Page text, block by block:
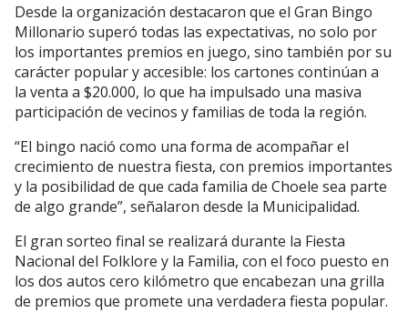
Desde la organización destacaron que el Gran Bingo
Millonario superó todas las expectativas, no solo por
los importantes premios en juego, sino también por su
carácter popular y accesible: los cartones continúan a
la venta a $20.000, lo que ha impulsado una masiva
participación de vecinos y familias de toda la región.
“El bingo nació como una forma de acompañar el
crecimiento de nuestra fiesta, con premios importantes
y la posibilidad de que cada familia de Choele sea parte
de algo grande”, señalaron desde la Municipalidad.
El gran sorteo final se realizará durante la Fiesta
Nacional del Folklore y la Familia, con el foco puesto en
los dos autos cero kilómetro que encabezan una grilla
de premios que promete una verdadera fiesta popular.